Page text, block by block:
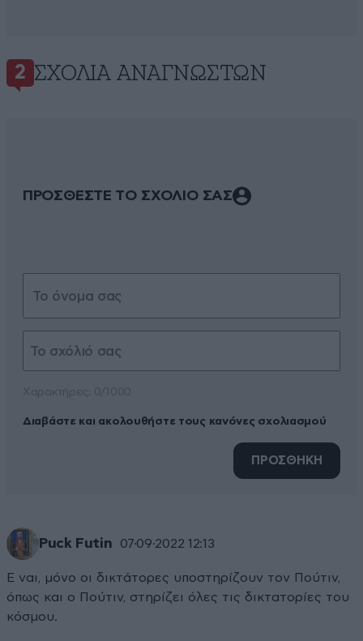
2 ΣΧΌΛΙΑ ΑΝΑΓΝΩΣΤΏΝ
ΠΡΟΣΘΕΣΤΕ ΤΟ ΣΧΟΛΙΟ ΣΑΣ
Διαβάστε και ακολουθήστε τους κανόνες σχολιασμού
ΠΡΟΣΘΗΚΗ
Puck Futin 07·09·2022 12:13
Ε ναι, μόνο οι δικτάτορες υποστηρίζουν τον Πούτιν,
όπως και ο Πούτιν, στηρίζει όλες τις δικτατορίες του
κόσμου.